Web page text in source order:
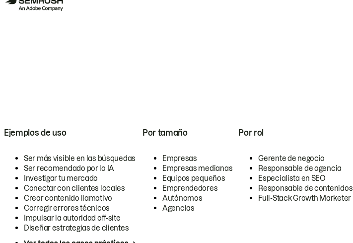
Ejemplos de uso
Ser más visible en las búsquedas
Ser recomendado por la IA
Investigar tu mercado
Conectar con clientes locales
Crear contenido llamativo
Corregir errores técnicos
Impulsar la autoridad off-site
Diseñar estrategias de clientes
Por tamaño
Empresas
Empresas medianas
Equipos pequeños
Emprendedores
Autónomos
Agencias
Por rol
Gerente de negocio
Responsable de agencia
Especialista en SEO
Responsable de contenidos
Full-Stack Growth Marketer